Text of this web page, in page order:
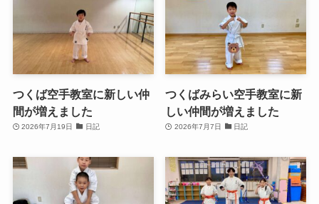
つくば空手教室に新しい仲
間が増えました
2026年7月19日 日記
つくばみらい空手教室に新
しい仲間が増えました
2026年7月7日 日記